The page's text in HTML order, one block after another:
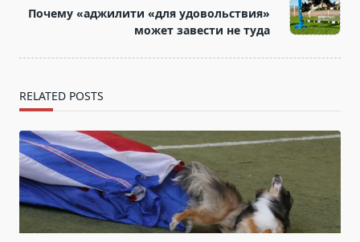
reader-
Почему «аджилити «для удовольствия»
может завести не туда
RELATED POSTS